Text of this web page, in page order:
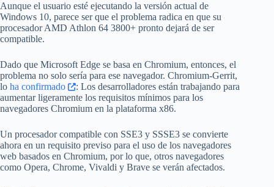
Aunque el usuario esté ejecutando la versión actual de
Windows 10, parece ser que el problema radica en que su
procesador AMD Athlon 64 3800+ pronto dejará de ser
compatible.
Dado que Microsoft Edge se basa en Chromium, entonces, el
problema no solo sería para ese navegador. Chromium-Gerrit,
lo ha confirmado
: Los desarrolladores están trabajando para
aumentar ligeramente los requisitos mínimos para los
navegadores Chromium en la plataforma x86.
Un procesador compatible con SSE3 y SSSE3 se convierte
ahora en un requisito previso para el uso de los navegadores
web basados en Chromium, por lo que, otros navegadores
como Opera, Chrome, Vivaldi y Brave se verán afectados.